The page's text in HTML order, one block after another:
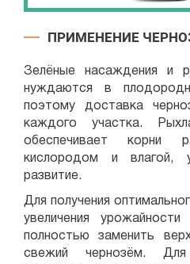
ПРИМЕНЕНИЕ
Зелёные насаждения и
нуждаются в
поэтому доставка
каждого участка.
обеспечивает корни
кислородом и влагой,
развитие.
Для получения
увеличения
полностью заменить
свежий чернозём.